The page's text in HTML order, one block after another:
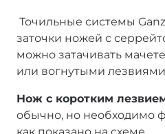
Точильные системы
заточки ножей с
можно затачивать
или вогнутыми
Нож с коротким
обычно, но необходимо